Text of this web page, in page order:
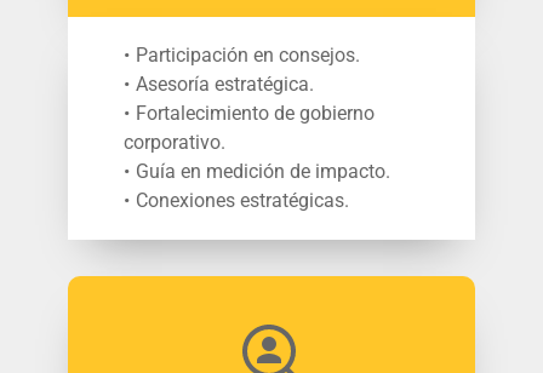
Participación en consejos.
Asesoría estratégica.
Fortalecimiento de gobierno
corporativo.
Guía en medición de impacto.
Conexiones estratégicas.